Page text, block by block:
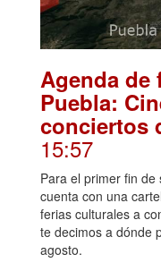
Agenda de
Puebla:
conciertos
15:57
Para el primer fin
cuenta con una
ferias culturales a
te decimos a dónde
agosto.